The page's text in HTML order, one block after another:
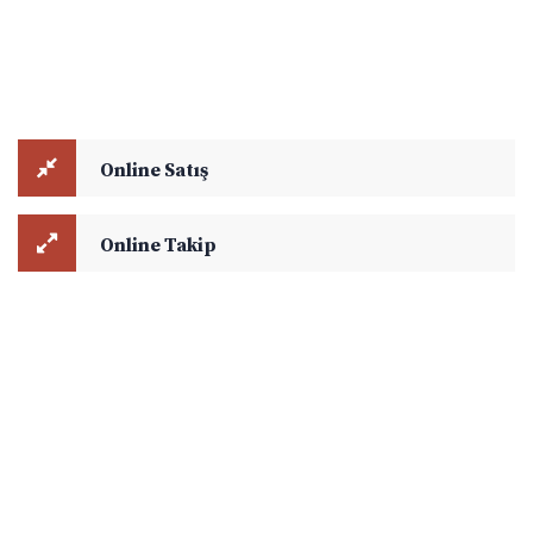
Online Satış
Online Takip